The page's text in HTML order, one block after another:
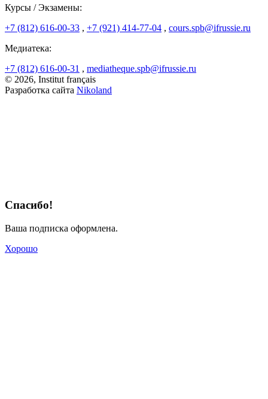
Курсы / Экзамены:
+7 (812) 616-00-33 , +7 (921) 414-77-04 , cours.spb@ifrussie.ru
Медиатека:
+7 (812) 616-00-31 , mediatheque.spb@ifrussie.ru
© 2026, Institut français
Разработка сайта Nikoland
Спасибо!
Ваша подписка оформлена.
Хорошо